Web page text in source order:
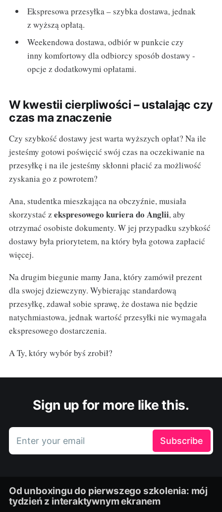
Ekspresowa przesyłka – szybka dostawa, jednak
z wyższą opłatą.
Weekendowa dostawa, odbiór w punkcie czy
inny komfortowy dla odbiorcy sposób dostawy -
opcje z dodatkowymi opłatami.
W kwestii cierpliwości – ustalając czy
czas ma znaczenie
Czy szybkość dostawy jest warta wyższych opłat? Na ile
jesteśmy gotowi poświęcić swój czas na oczekiwanie na
przesyłkę i na ile jesteśmy skłonni płacić za możliwość
zyskania go z powrotem?
Ana, studentka mieszkająca na obczyźnie, musiała
skorzystać z ekspresowego kuriera do Anglii, aby
otrzymać osobiste dokumenty. W jej przypadku szybkość
dostawy była priorytetem, na który była gotowa zapłacić
więcej.
Na drugim biegunie mamy Jana, który zamówił prezent
dla swojej dziewczyny. Wybierając standardową
przesyłkę, zdawał sobie sprawę, że dostawa nie będzie
natychmiastowa, jednak wartość przesyłki nie wymagała
ekspresowego dostarczenia.
A Ty, który wybór byś zrobił?
Sign up for more like this.
Enter your email Subscribe
Od unboxingu do pierwszego szkolenia: mój
tydzień z interaktywnym ekranem